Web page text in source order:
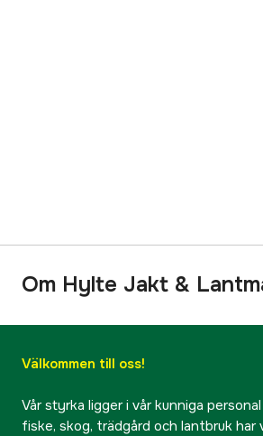
Om Hylte Jakt &
Välkommen till oss!
Vår styrka ligger i vår kunniga
fiske, skog, trädgård och lantbruk har